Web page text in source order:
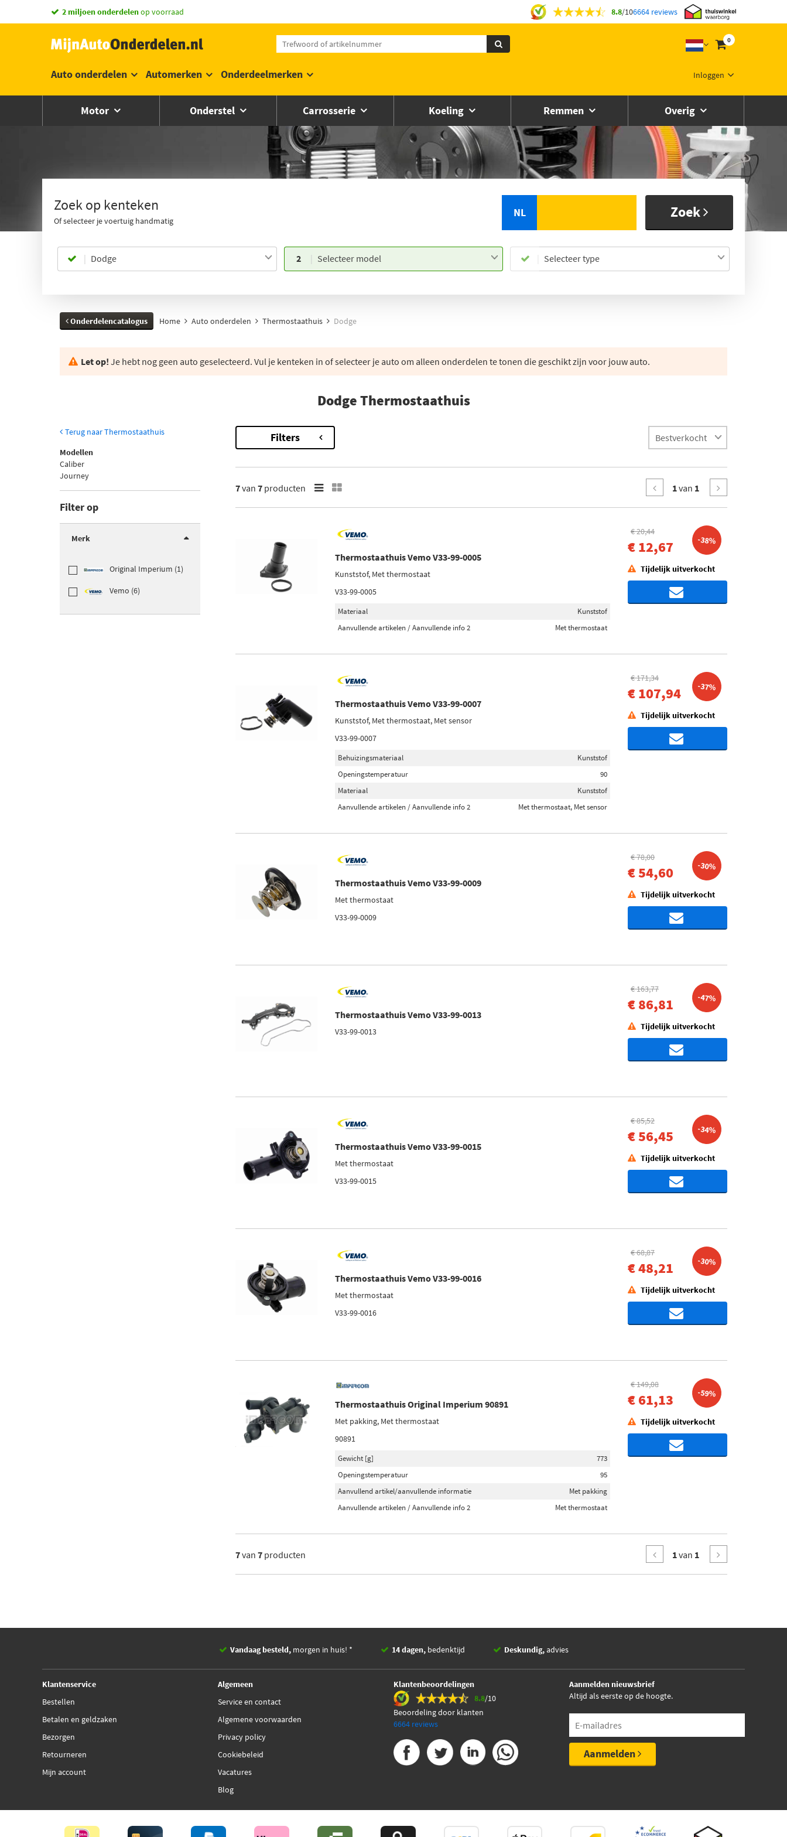
2 miljoen onderdelenop voorraad 8.8/106664 reviews
0
Inloggen
Auto onderdelen Automerken Onderdeelmerken
Motor Onderstel Carrosserie Koeling Remmen Overig
Zoek op kenteken
Of selecteer je voertuig handmatig
NL Zoek
Dodge 2 Selecteer model Selecteer type
Onderdelencatalogus Home Auto onderdelen Thermostaathuis Dodge
Let op! Je hebt nog geen auto geselecteerd. Vul je kenteken in of selecteer je auto om alleen onderdelen te tonen die geschikt zijn voor jouw auto.
Dodge Thermostaathuis
Terug naar Thermostaathuis
Modellen
Caliber
Journey
Filter op
Merk
Original Imperium (1)
Vemo (6)
Filters
7van 7 producten 1van 1
Thermostaathuis Vemo V33-99-0005
Kunststof, Met thermostaat
V33-99-0005
Materiaal
Kunststof
Aanvullende artikelen / Aanvullende info 2
Met thermostaat
€ 20,44
€ 12,67 -38%
Tijdelijk uitverkocht
Thermostaathuis Vemo V33-99-0007
Kunststof, Met thermostaat, Met sensor
V33-99-0007
Behuizingsmateriaal
Kunststof
Openingstemperatuur
90
Materiaal
Kunststof
Aanvullende artikelen / Aanvullende info 2
Met thermostaat, Met sensor
€ 171,34
€ 107,94 -37%
Tijdelijk uitverkocht
Thermostaathuis Vemo V33-99-0009
Met thermostaat
V33-99-0009
€ 78,00
€ 54,60 -30%
Tijdelijk uitverkocht
Thermostaathuis Vemo V33-99-0013
V33-99-0013
€ 163,77
€ 86,81 -47%
Tijdelijk uitverkocht
Thermostaathuis Vemo V33-99-0015
Met thermostaat
V33-99-0015
€ 85,52
€ 56,45 -34%
Tijdelijk uitverkocht
Thermostaathuis Vemo V33-99-0016
Met thermostaat
V33-99-0016
€ 68,87
€ 48,21 -30%
Tijdelijk uitverkocht
Thermostaathuis Original Imperium 90891
Met pakking, Met thermostaat
90891
Gewicht [g]
773
Openingstemperatuur
95
Aanvullend artikel/aanvullende informatie
Met pakking
Aanvullende artikelen / Aanvullende info 2
Met thermostaat
€ 149,08
€ 61,13 -59%
Tijdelijk uitverkocht
7van 7 producten 1van 1
Vandaag besteld, morgen in huis! * 14 dagen, bedenktijd Deskundig,advies
Klantenservice
Bestellen
Betalen en geldzaken
Bezorgen
Retourneren
Mijn account
Algemeen
Service en contact
Algemene voorwaarden
Privacy policy
Cookiebeleid
Vacatures
Blog
Klantenbeoordelingen
8.8/10
Beoordeling door klanten
6664 reviews
Aanmelden nieuwsbrief
Altijd als eerste op de hoogte.
Aanmelden